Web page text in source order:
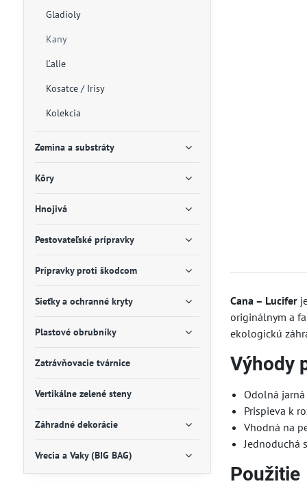
Cana – Lucifer
originálnym a
ekologickú
Výhody
Odolná
Prispieva k
Vhodná na
Jednoduchá
Použitie
Gladioly
Kany
Ľalie
Kosatce / Irisy
Kolekcia
Zemina a substráty
Kôry
Hnojivá
Pestovateľské prípravky
Prípravky proti škodcom
Sieťky a ochranné kryty
Plastové obrubníky
Zatrávňovacie tvárnice
Vertikálne zelené steny
Záhradné dekorácie
Vrecia a Vaky (BIG BAG)